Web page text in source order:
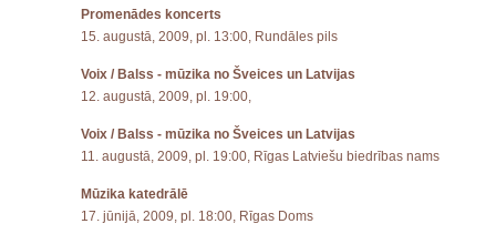
Promenādes koncerts
15. augustā, 2009, pl. 13:00, Rundāles pils
Voix / Balss - mūzika no Šveices un Latvijas
12. augustā, 2009, pl. 19:00,
Voix / Balss - mūzika no Šveices un Latvijas
11. augustā, 2009, pl. 19:00, Rīgas Latviešu biedrības nams
Mūzika katedrālē
17. jūnijā, 2009, pl. 18:00, Rīgas Doms